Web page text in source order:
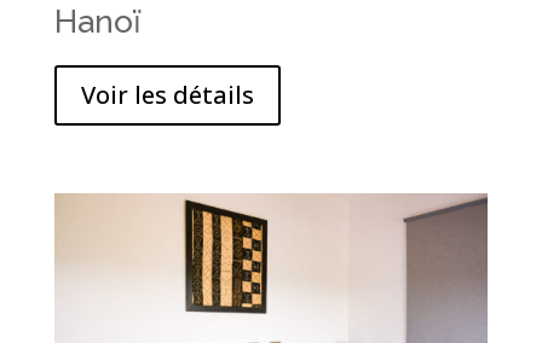
Hanoï
Voir les détails